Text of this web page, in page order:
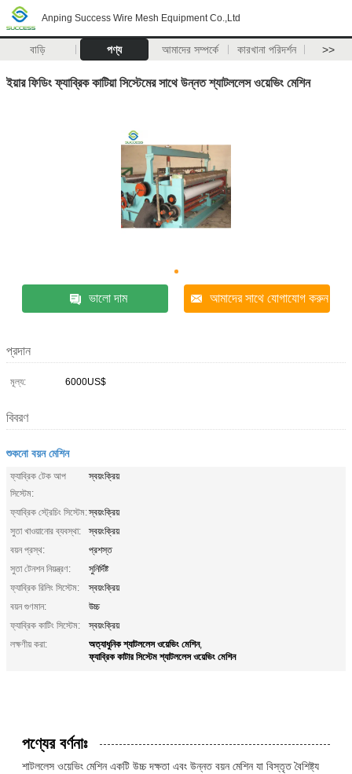
Anping Success Wire Mesh Equipment Co.,Ltd
বাড়ি পণ্য আমাদের সম্পর্কে কারখানা পরিদর্শন >>
ইয়ার ফিডিং ফ্যাব্রিক কাটিয়া সিস্টেমের সাথে উন্নত শ্যাটললেস ওয়েভিং মেশিন
ভালো দাম আমাদের সাথে যোগাযোগ করুন
প্রদান
মূল্য: 6000US$
বিবরণ
শুকনো বয়ন মেশিন
ফ্যাব্রিক টেক আপ
সিস্টেম:
স্বয়ংক্রিয়
ফ্যাব্রিক স্ট্রেচিং সিস্টেম:স্বয়ংক্রিয়
সুতা খাওয়ানোর ব্যবস্থা:
স্বয়ংক্রিয়
বয়ন প্রস্থ:
প্রশস্ত
সুতা টেনশন নিয়ন্ত্রণ:
সুনির্দিষ্ট
ফ্যাব্রিক রিলিং সিস্টেম:
স্বয়ংক্রিয়
বয়ন গুণমান:
উচ্চ
ফ্যাব্রিক কাটিং সিস্টেম:
স্বয়ংক্রিয়
লক্ষণীয় করা:
অত্যাধুনিক শ্যাটললেস ওয়েভিং মেশিন,
ফ্যাব্রিক কাটার সিস্টেম শ্যাটললেস ওয়েভিং মেশিন
পণ্যের বর্ণনাঃ
শাটললেস ওয়েভিং মেশিন একটি উচ্চ দক্ষতা এবং উন্নত বয়ন মেশিন যা বিস্তৃত বৈশিষ্ট্য